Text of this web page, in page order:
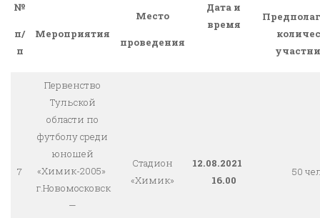
№
п/
п
Мероприятия
Место
проведения
Дата и
время
7
Первенство
Тульской
области по
футболу среди
юношей
«Химик-2005»
г.Новомосковск
—
Стадион
«Химик»
12.08.2021
16.00
50